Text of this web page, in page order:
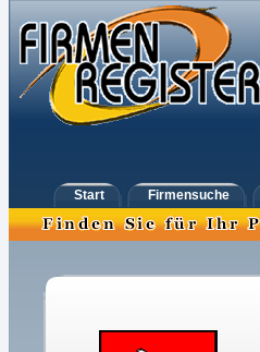
Start Firmensuche